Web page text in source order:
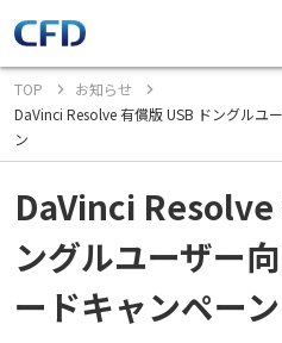
TOP
お知らせ
DaVinci Resolve 有償版 USB ドングルユ
ン
DaVinci Resolve
ングルユーザー
ードキャンペーン